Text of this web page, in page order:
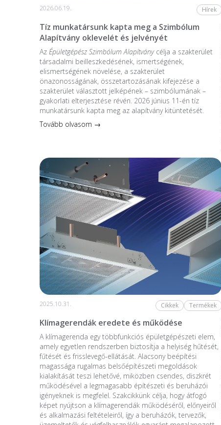
2026.06.19. Hírek
Tíz munkatársunk kapta meg a Szimbólum
Alapítvány oklevelét és jelvényét
Az Épületgépész Szimbólum Alapítványcélja a szakterület
társadalmi beilleszkedésének, ismertségének,
elismertségének növelése, a szakterület
önazonosságának, összetartozásának kifejezése a
szakterület választott jelképének – szimbólumának –
gyakorlati elterjesztése révén. 2026 június 11-én tíz
munkatársunk kapta meg az alapítvány kitüntetését.
Tovább olvasom →
2025.10.31. Cikkek Termékek
Klímagerendák eredete és működése
A klímagerenda egy többfunkciós épületgépészeti elem,
amely egyetlen rendszerben biztosítja a helyiség hűtését,
fűtését és frisslevegő-ellátását. Alacsony beépítési
magassága rugalmas belsőépítészeti megoldások
kialakítását teszi lehetővé, miközben csendes, diszkrét
működésével a legmagasabb építészeti és beruházói
igényeknek is megfelel. Szakcikkünk célja, hogy átfogó
képet nyújtson a klímagerendák működéséről, előnyeiről
és alkalmazási feltételeiről, így a beruházók, tervezők,